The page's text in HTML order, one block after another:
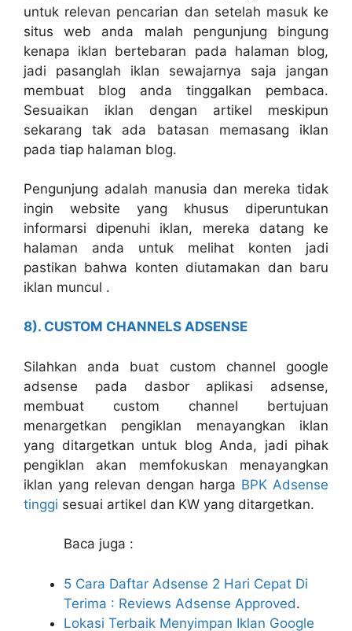
untuk relevan pencarian dan setelah masuk ke
situs web anda malah pengunjung bingung
kenapa iklan bertebaran pada halaman blog,
jadi pasanglah iklan sewajarnya saja jangan
membuat blog anda tinggalkan pembaca.
Sesuaikan iklan dengan artikel meskipun
sekarang tak ada batasan memasang iklan
pada tiap halaman blog.
Pengunjung adalah manusia dan mereka tidak
ingin website yang khusus diperuntukan
informarsi dipenuhi iklan, mereka datang ke
halaman anda untuk melihat konten jadi
pastikan bahwa konten diutamakan dan baru
iklan muncul .
8). CUSTOM CHANNELS ADSENSE
Silahkan anda buat custom channel google
adsense pada dasbor aplikasi adsense,
membuat custom channel bertujuan
menargetkan pengiklan menayangkan iklan
yang ditargetkan untuk blog Anda, jadi pihak
pengiklan akan memfokuskan menayangkan
iklan yang relevan dengan harga BPK Adsense
tinggi sesuai artikel dan KW yang ditargetkan.
Baca juga :
5 Cara Daftar Adsense 2 Hari Cepat Di
Terima : Reviews Adsense Approved.
Lokasi Terbaik Menyimpan Iklan Google